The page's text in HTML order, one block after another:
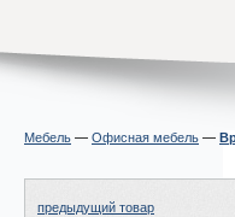
Мебель—Офисная мебель—
предыдущий товар